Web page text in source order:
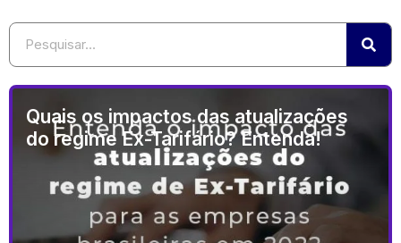
Quais os impactos das atualizações
do regime Ex-Tarifário? Entenda!